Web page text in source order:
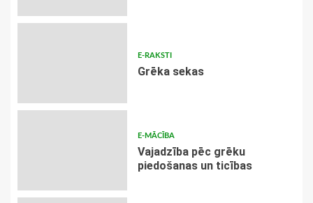
E-RAKSTI
Grēka sekas
E-MĀCĪBA
Vajadzība pēc grēku
piedošanas un ticības